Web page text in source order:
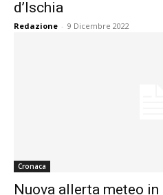
d’Ischia
Redazione - 9 Dicembre 2022
Cronaca
Nuova allerta meteo in